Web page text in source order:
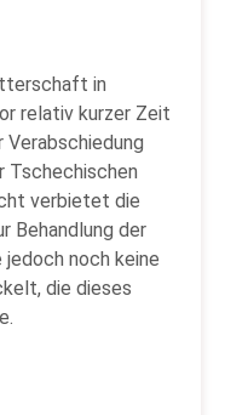
in
relativ kurzer Zeit
Verabschiedung
Tschechischen
verbietet die
Behandlung der
noch keine
die dieses